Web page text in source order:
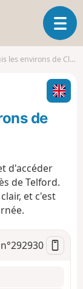
O
u
i
r
l
o
environs de Cluddley
de
d'accéder
de Telford.
et c'est
n°292930